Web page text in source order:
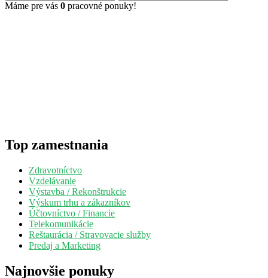
Máme pre vás 0 pracovné ponuky!
Top zamestnania
Zdravotníctvo
Vzdelávanie
Výstavba / Rekonštrukcie
Výskum trhu a zákazníkov
Účtovníctvo / Financie
Telekomunikácie
Reštaurácia / Stravovacie služby
Predaj a Marketing
Najnovšie ponuky